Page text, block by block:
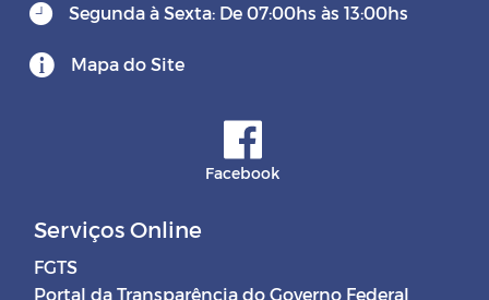
Segunda à Sexta: De 07:00hs às 13:00hs
Mapa do Site
Facebook
Serviços Online
FGTS
Portal da Transparência do Governo Federal